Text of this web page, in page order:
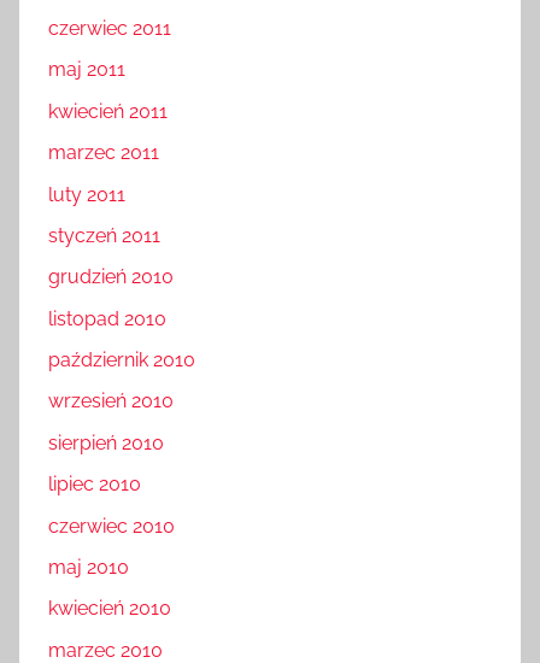
czerwiec 2011
maj 2011
kwiecień 2011
marzec 2011
luty 2011
styczeń 2011
grudzień 2010
listopad 2010
październik 2010
wrzesień 2010
sierpień 2010
lipiec 2010
czerwiec 2010
maj 2010
kwiecień 2010
marzec 2010